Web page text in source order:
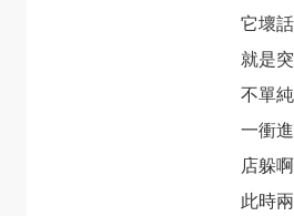
它壞話
就是
不單
一衝
店躲
此時